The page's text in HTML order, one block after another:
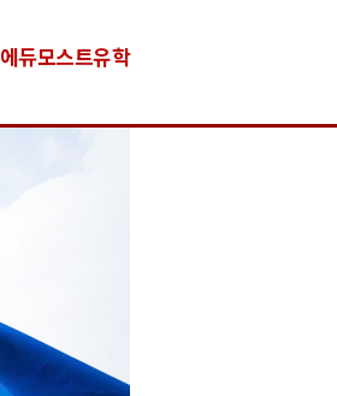
에듀모스트유학